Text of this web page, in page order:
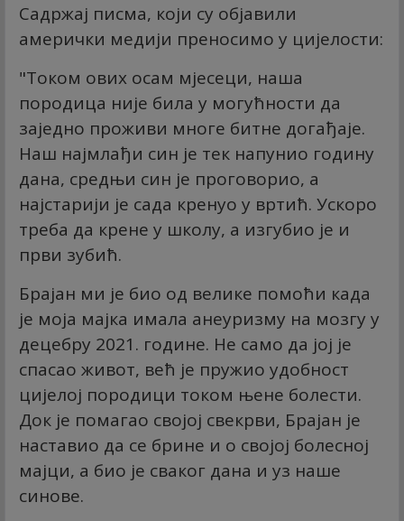
Садржај писма, који су објавили
амерички медији преносимо у цијелости:
"Током ових осам мјесеци, наша
породица није била у могућности да
заједно проживи многе битне догађаје.
Наш најмлађи син је тек напунио годину
дана, средњи син је проговорио, а
најстарији је сада кренуо у вртић. Ускоро
треба да крене у школу, а изгубио је и
први зубић.
Брајан ми је био од велике помоћи када
је моја мајка имала анеуризму на мозгу у
децебру 2021. године. Не само да јој је
спасао живот, већ је пружио удобност
цијелој породици током њене болести.
Док је помагао својој свекрви, Брајан је
наставио да се брине и о својој болесној
мајци, а био је сваког дана и уз наше
синове.